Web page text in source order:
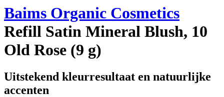
Baims Organic Cosmetics
Refill Satin Mineral Blush, 10
Old Rose (9 g)
Uitstekend kleurresultaat en natuurlijke
accenten